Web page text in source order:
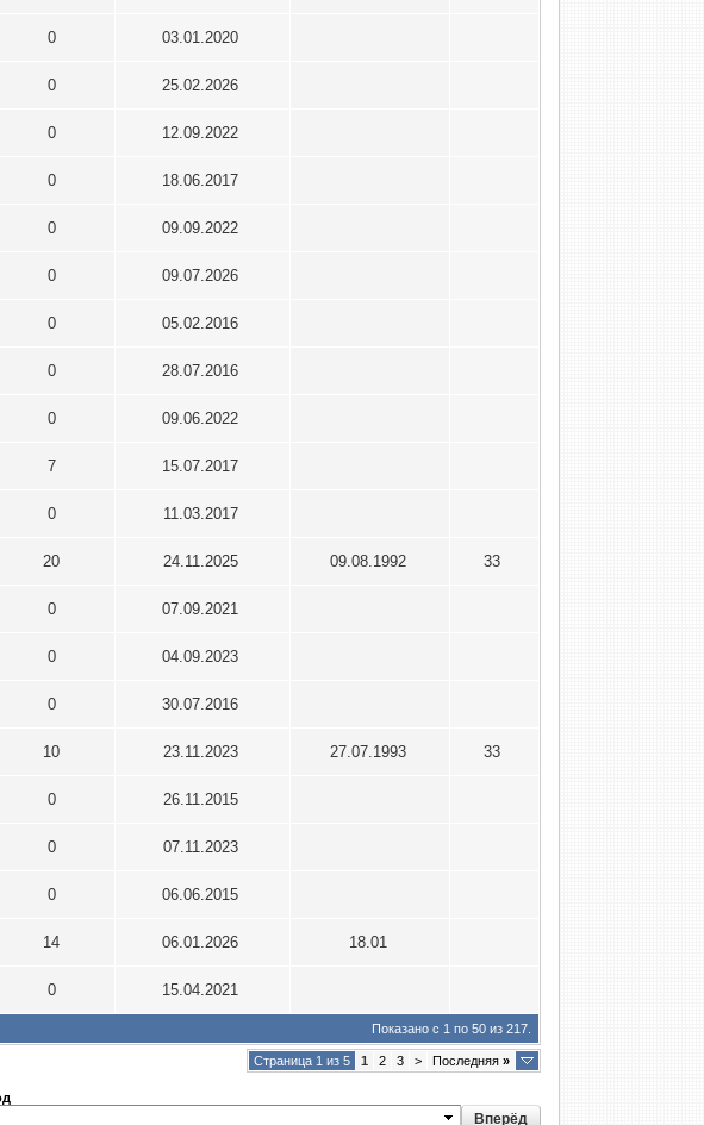
0 03.01.2020
0 25.02.2026
0 12.09.2022
0 18.06.2017
0 09.09.2022
0 09.07.2026
0 05.02.2016
0 28.07.2016
0 09.06.2022
7 15.07.2017
0 11.03.2017
20 24.11.2025 09.08.1992 33
0 07.09.2021
0 04.09.2023
0 30.07.2016
10 23.11.2023 27.07.1993 33
0 26.11.2015
0 07.11.2023
0 06.06.2015
14 06.01.2026 18.01
0 15.04.2021
Показано с 1 по 50 из 217.
Страница 1 из 5 1 2 3 > Последняя »